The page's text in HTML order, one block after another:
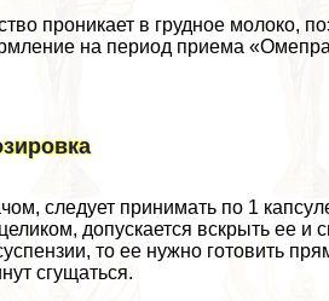
проникает в грудное молоко,
на период приема
следует принимать по 1
допускается вскрыть ее
то ее нужно готовить
сгущаться.